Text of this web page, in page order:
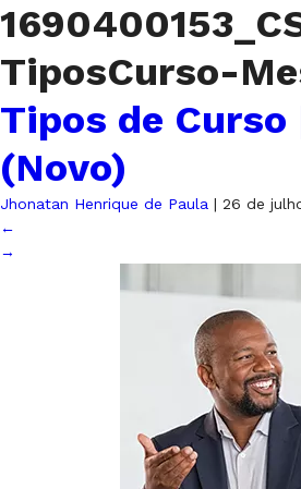
TiposCurso-
Tipos de Curso
(Novo)
Jhonatan Henrique de Paula | 26 de
←
→